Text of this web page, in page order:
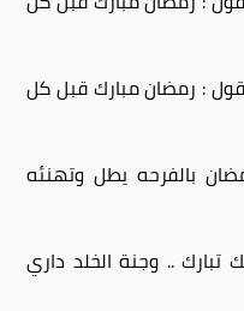
: رمضان مبارك قبل كل
بالفرحه يطل وتهنئه
.. وجنة الخلد داري